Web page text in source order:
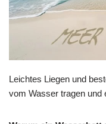
Leichtes Liegen und
vom Wasser tragen und